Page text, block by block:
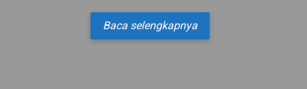
Baca selengkapnya